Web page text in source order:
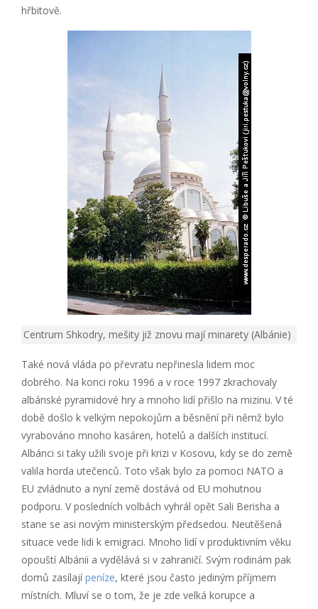
hřbitově.
Centrum Shkodry, mešity již znovu mají minarety (Albánie)
Také nová vláda po převratu nepřinesla lidem moc
dobrého. Na konci roku 1996 a v roce 1997 zkrachovaly
albánské pyramidové hry a mnoho lidí přišlo na mizinu. V té
době došlo k velkým nepokojům a běsnění při němž bylo
vyrabováno mnoho kasáren, hotelů a dalších institucí.
Albánci si taky užili svoje při krizi v Kosovu, kdy se do země
valila horda utečenců. Toto však bylo za pomoci NATO a
EU zvládnuto a nyní země dostává od EU mohutnou
podporu. V posledních volbách vyhrál opět Sali Berisha a
stane se asi novým ministerským předsedou. Neutěšená
situace vede lidi k emigraci. Mnoho lidí v produktivním věku
opouští Albánii a vydělává si v zahraničí. Svým rodinám pak
domů zasílajípeníze, které jsou často jediným příjmem
místních. Mluví se o tom, že je zde velká korupce a